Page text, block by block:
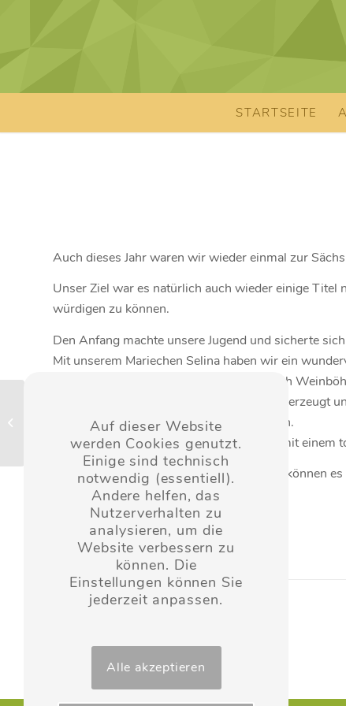
STARTSEITE
Auch dieses Jahr waren wir wieder einmal zur
Unser Ziel war es natürlich auch wieder einige Titel
würdigen zu können.
Den Anfang machte unsere Jugend und sicherte
Mit unserem Mariechen Selina haben wir ein
nach
Unsere Junioren haben alle samt erneut
ganz oben auf dem 1. Platzdes Treppchen.
Diesen Tag rundete unsere Aktive Garde mit einem
Wir sind stolz auf alle unsere Mädels und können
der Bühne präsentieren zu können.
Darauf ein Wambu-la
Auf dieser Website
werden Cookies genutzt.
Einige sind technisch
notwendig (essentiell).
Andere helfen, das
Nutzerverhalten zu
analysieren, um die
Website verbessern zu
können. Die
Einstellungen können Sie
jederzeit anpassen.
Alle akzeptieren